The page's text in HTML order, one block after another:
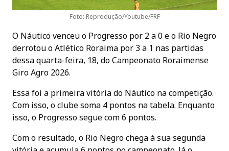
Foto: Reprodução/Youtube/FRF
O Náutico venceu o Progresso por 2 a 0 e o Rio Negro
derrotou o Atlético Roraima por 3 a 1 nas partidas
dessa quarta-feira, 18, do Campeonato Roraimense
Giro Agro 2026.
Essa foi a primeira vitória do Náutico na competição.
Com isso, o clube soma 4 pontos na tabela. Enquanto
isso, o Progresso segue com 6 pontos.
Com o resultado, o Rio Negro chega à sua segunda